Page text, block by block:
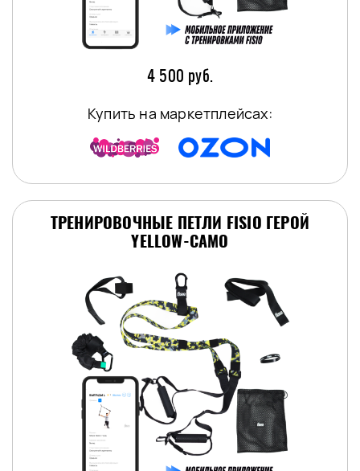
4 500 руб.
Купить на маркетплейсах:
ТРЕНИРОВОЧНЫЕ ПЕТЛИ FISIO ГЕРОЙ
YELLOW-CAMO